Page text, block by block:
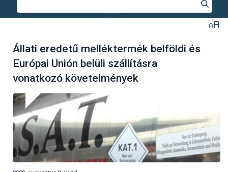
Állati eredetű melléktermék belföldi és
Európai Unión belüli szállításra
vonatkozó követelmények